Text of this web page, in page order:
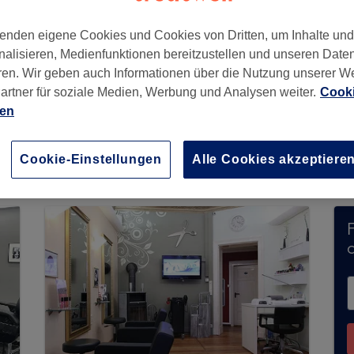
, 12099
keine Buchungen über Treatwell entgegen.
Ihrer Nähe zu finden. Dort warten viele
eigene Cookies und Cookies von Dritten, um Inhalte
Medienfunktionen bereitzustellen und unseren
Wir geben auch Informationen über die Nutzung unserer
für soziale Medien, Werbung und Analysen weiter.
Cookie-Einstellungen Alle Cookies akzeptieren